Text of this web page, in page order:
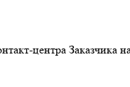
центра Заказчика